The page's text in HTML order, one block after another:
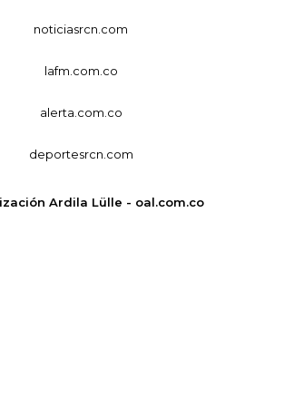
noticiasrcn.com
lafm.com.co
alerta.com.co
deportesrcn.com
Ardila Lülle - oal.com.co